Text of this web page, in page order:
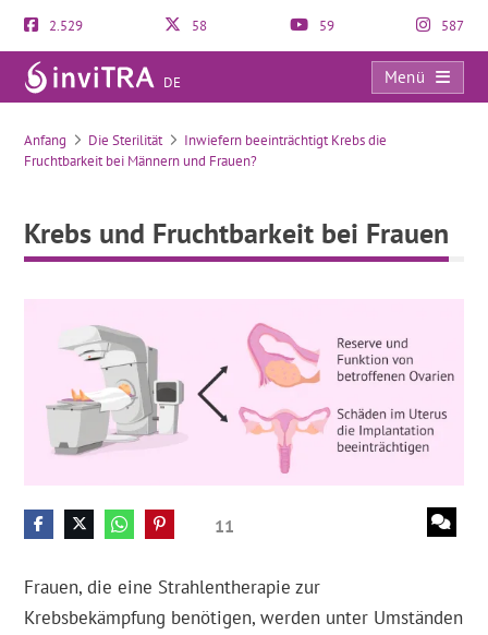
2.529 58 59 587
DE
Menü
Krebs und Fruchtbarkeit bei Frauen
Anfang Die Sterilität
Inwiefern beeinträchtigt Krebs die
Fruchtbarkeit bei Männern und Frauen?
Krebs und Fruchtbarkeit bei Frauen
11
Frauen, die eine Strahlentherapie zur
Krebsbekämpfung benötigen, werden unter Umständen